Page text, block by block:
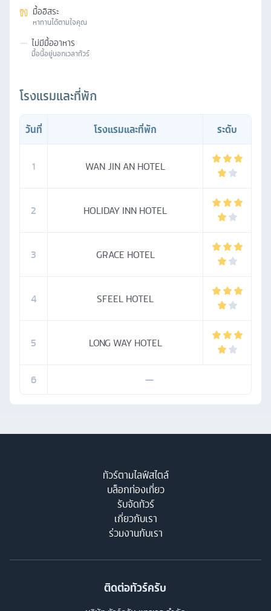
มื้ออิสระ
หาทานได้ตามใจคุณ
— ไม่มีมื้ออาหาร
มื้อนี้อยู่นอกเวลาทัวร์
โรงแรมและที่พัก
วันที่ โรงแรมและที่พัก ระดับ
1 WAN JIN AN HOTEL
2 HOLIDAY INN HOTEL
3 GRACE HOTEL
4 SFEEL HOTEL
5 LONG WAY HOTEL
6 —
ทัวร์ตามไลฟ์สไตล์
บล็อกท่องเที่ยว
รับจัดทัวร์
เกี่ยวกับเรา
ร่วมงานกับเรา
ติดต่อทัวร์ครับ